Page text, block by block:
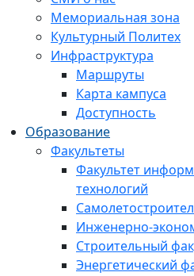
Мемориальная зона
Культурный Политех
Инфраструктура
Маршруты
Карта кампуса
Доступность
Образование
Факультеты
Факультет
технологий
Инженерно-
Строительный
Энергетический